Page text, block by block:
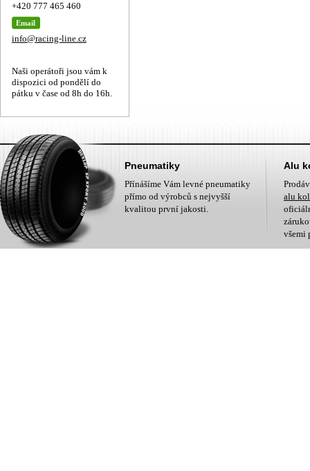
+420 777 465 460
Email
info@racing-line.cz
Naši operátoři jsou vám k
dispozici od pondělí do
pátku v čase od 8h do 16h.
Pneumatiky
Přínášíme Vám levné pneumatiky
přímo od výrobců s nejvyšší
kvalitou první jakosti.
Alu
alu
všemi